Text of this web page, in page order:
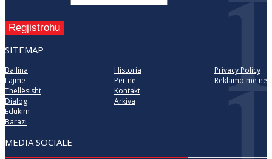
Regjistrohu
SITEMAP
Ballina
Lajme
Thellësisht
Dialog
Edukim
Barazi
Historia
Për ne
Kontakt
Arkiva
Privacy Policy
Reklamo me ne
MEDIA SOCIALE